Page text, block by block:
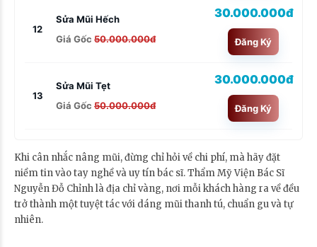
12
Sửa Mũi Hếch
Giá Gốc 50.000.000đ
30.000.000đ
Đăng Ký
13
Sửa Mũi Tẹt
Giá Gốc 50.000.000đ
30.000.000đ
Đăng Ký
Khi cân nhắc nâng mũi, đừng chỉ hỏi về chi phí, mà hãy đặt
niềm tin vào tay nghề và uy tín bác sĩ. Thẩm Mỹ Viện Bác Sĩ
Nguyễn Đỗ Chỉnh là địa chỉ vàng, nơi mỗi khách hàng ra về đều
trở thành một tuyệt tác với dáng mũi thanh tú, chuẩn gu và tự
nhiên.